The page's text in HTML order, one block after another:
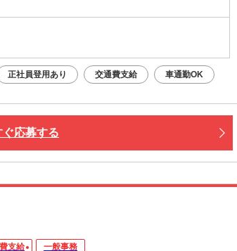
正社員登用あり 交通費支給 車通勤OK
ぐ応募する
支給 一般事務